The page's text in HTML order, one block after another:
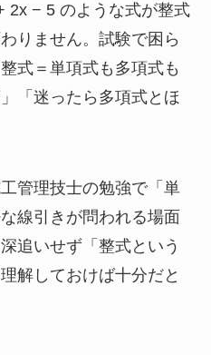
2x − 5 のような式が整式
りません。試験で困ら
式＝単項式も多項式も
「迷ったら多項式とほ
管理技士の勉強で「単
線引きが問われる場面
追いせず「整式という
解しておけば十分だと